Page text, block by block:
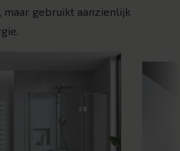
gebruikt aanzienlijk